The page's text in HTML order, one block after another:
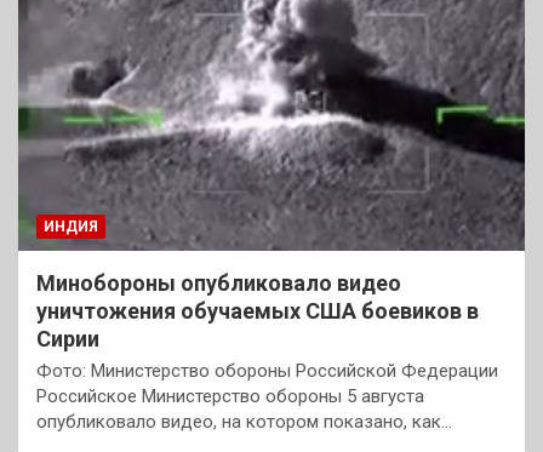
ИНДИЯ
Минобороны опубликовало видео
уничтожения обучаемых США боевиков в
Сирии
Фото: Министерство обороны Российской Федерации
Российское Министерство обороны 5 августа
опубликовало видео, на котором показано, как…